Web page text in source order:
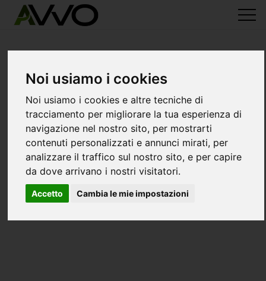
Noi usiamo i cookies
Noi usiamo i cookies e altre tecniche di
tracciamento per migliorare la tua esperienza di
navigazione nel nostro sito, per mostrarti
contenuti personalizzati e annunci mirati, per
analizzare il traffico sul nostro sito, e per capire
da dove arrivano i nostri visitatori.
Accetto Cambia le mie impostazioni